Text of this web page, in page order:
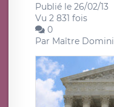
Publié le 26/02/13
Vu 2 831 fois
0
Par Maître